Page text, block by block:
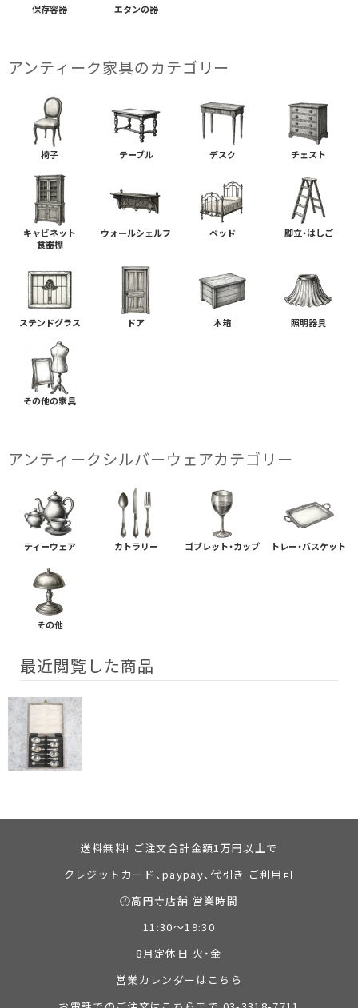
保存容器 エタンの器
アンティーク家具の​カテゴリー
椅子 テーブル デスク チェスト
キャビネット
食器棚
ウォールシェルフ ベッド 脚立・はしご
ステンドグラス ドア 木箱 照明器具
その他の家具
アンティークシルバーウェアカテゴリー
ティーウェア カトラリー ゴブレット・カップ トレー・バスケット
その他
最近閲覧した商品
送料無料! ご注文合計金額1万円以上で
クレジットカード、paypay、代引き ご利用可
🕐高円寺店舗 営業時間
11:30～19:30
8月定休日 火・金
営業カレンダーはこちら